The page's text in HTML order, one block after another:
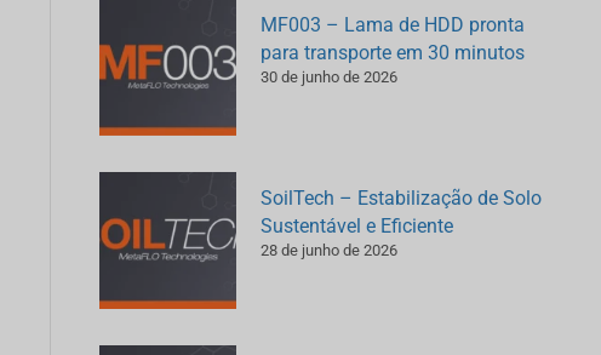
MF003 – Lama de HDD pronta
para transporte em 30 minutos
30 de junho de 2026
SoilTech – Estabilização de Solo
Sustentável e Eficiente
28 de junho de 2026